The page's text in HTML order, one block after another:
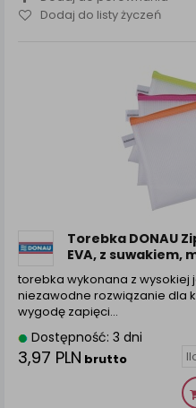
Dodaj do listy życzeń
Torebka DONAU
EVA, z suwakiem,
torebka wykonana z wysokiej
niezawodne rozwiązanie dla
wygodę zapięci...
Dostępność: 3 dni
3,97 PLN brutto